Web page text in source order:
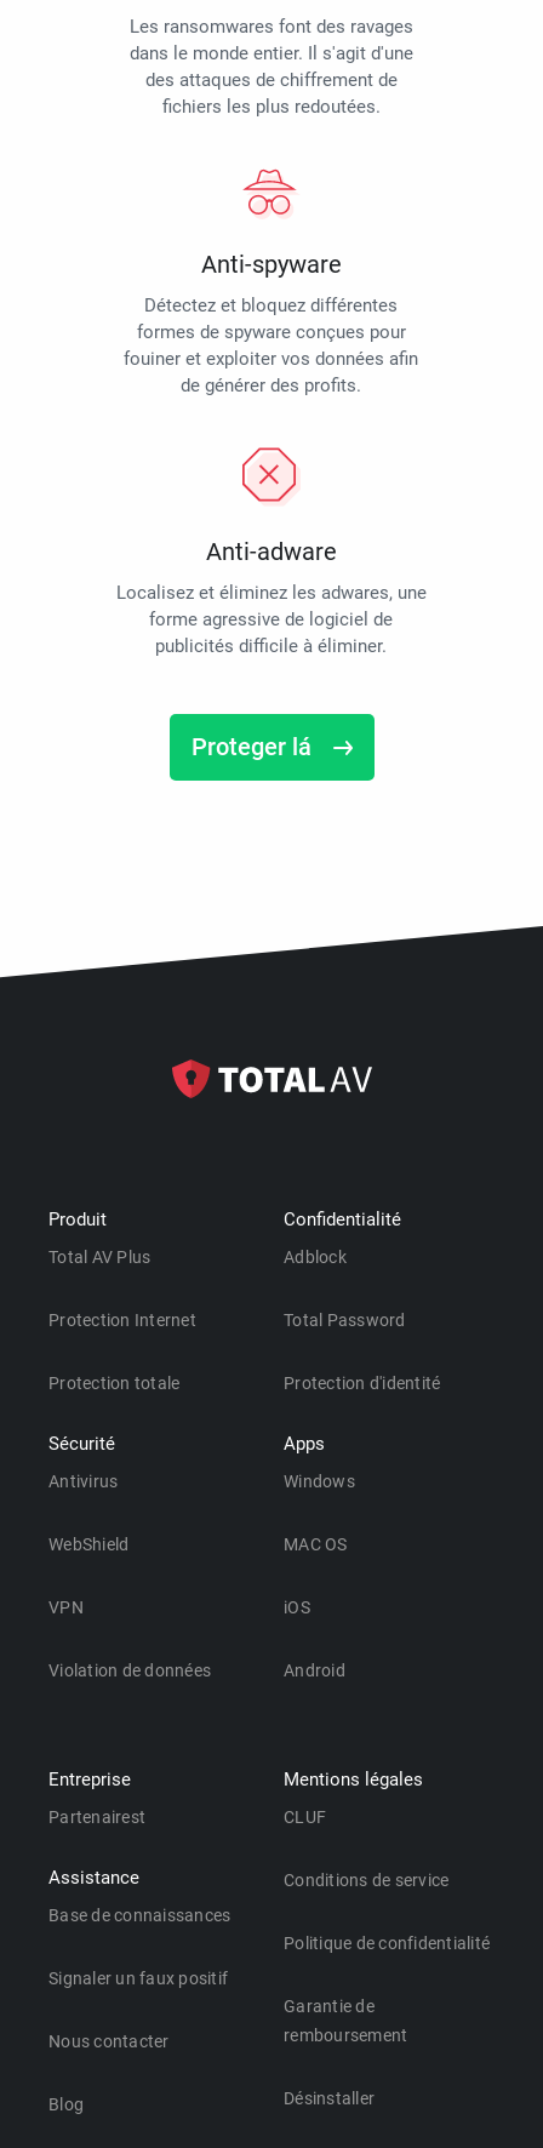
Les ransomwares font des ravages
dans le monde entier. Il s'agit d'une
des attaques de chiffrement de
fichiers les plus redoutées.
Anti-spyware
Détectez et bloquez différentes
formes de spyware conçues pour
fouiner et exploiter vos données afin
de générer des profits.
Anti-adware
Localisez et éliminez les adwares, une
forme agressive de logiciel de
publicités difficile à éliminer.
Proteger lá
Produit
Total AV Plus
Protection Internet
Protection totale
Sécurité
Antivirus
WebShield
VPN
Violation de données
Confidentialité
Adblock
Total Password
Protection d'identité
Apps
Windows
MAC OS
iOS
Android
Entreprise
Partenairest
Assistance
Base de connaissances
Signaler un faux positif
Nous contacter
Blog
Mentions légales
CLUF
Conditions de service
Politique de confidentialité
Garantie de
remboursement
Désinstaller